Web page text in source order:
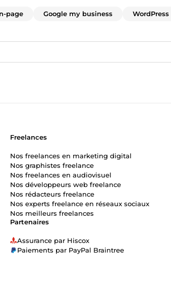
page Google my business WordPress
Partenaires
Assurance par Hiscox
Paiements par PayPal Braintree
Freelances
Nos freelances en marketing digital
Nos graphistes freelance
Nos freelances en audiovisuel
Nos développeurs web freelance
Nos rédacteurs freelance
Nos experts freelance en réseaux sociaux
Nos meilleurs freelances